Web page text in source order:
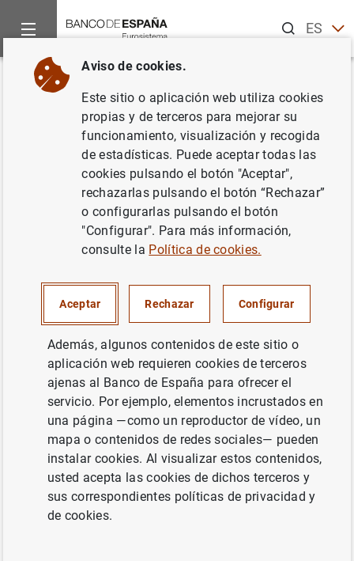
ESEN
Inicio Noticias y eventos
Volver
Evolución económica y
financiera de la zona del euro
por sectores institucionales:
Cuarto trimestre de 2010
SITUACIÓN ECONÓMICA
Evolución económica y financiera de la zona
del euro por sectores institucionales: Cuarto
trimestre de 2010 (321KB)
Aviso de cookies.
Este sitio o aplicación web utiliza cookies
propias y de terceros para mejorar su
funcionamiento, visualización y recogida
de estadísticas. Puede aceptar todas las
cookies pulsando el botón "Aceptar",
rechazarlas pulsando el botón “Rechazar”
o configurarlas pulsando el botón
"Configurar". Para más información,
consulte la Política de cookies.
Aceptar Rechazar Configurar
Además, algunos contenidos de este sitio o
aplicación web requieren cookies de terceros
ajenas al Banco de España para ofrecer el
servicio. Por ejemplo, elementos incrustados en
una página —como un reproductor de vídeo, un
mapa o contenidos de redes sociales— pueden
instalar cookies. Al visualizar estos contenidos,
usted acepta las cookies de dichos terceros y
sus correspondientes políticas de privacidad y
de cookies.